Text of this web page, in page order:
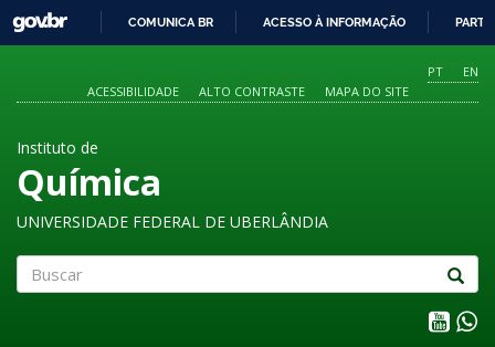
O
CONTEÚDO
GOVBR
COMUNICA BR ACESSO À INFORMAÇÃO
PT
EN
ACESSIBILIDADE
ALTO CONTRASTE MAPA DO SITE
Instituto de
Química
UNIVERSIDADE FEDERAL DE UBERLÂNDIA